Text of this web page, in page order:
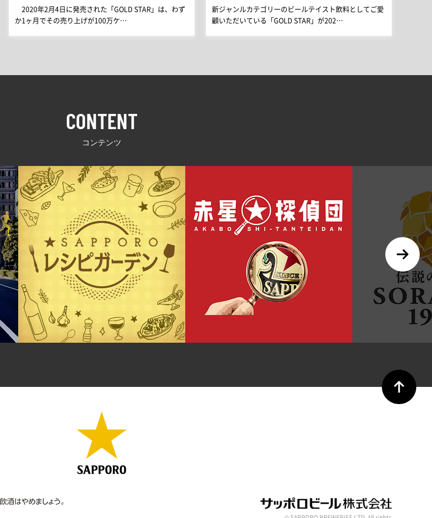
2020年2月4日に発売された「GOLD STAR」は、わず
か1ヶ月でその売り上げが100万ケ…
新ジャンルカテゴリーのビールテイスト飲料としてご愛
顧いただいている「GOLD STAR」が202…
CONTENT
コンテンツ